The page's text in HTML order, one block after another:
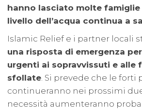
hanno lasciato molte
livello dell’acqua continua a
Islamic Relief e i partner locali
una risposta di emergenza
urgenti ai sopravvissuti e alle
sfollate . Si prevede che le forti
continueranno nei prossimi
necessità aumenteranno